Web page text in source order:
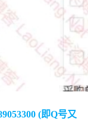
(即Q号又